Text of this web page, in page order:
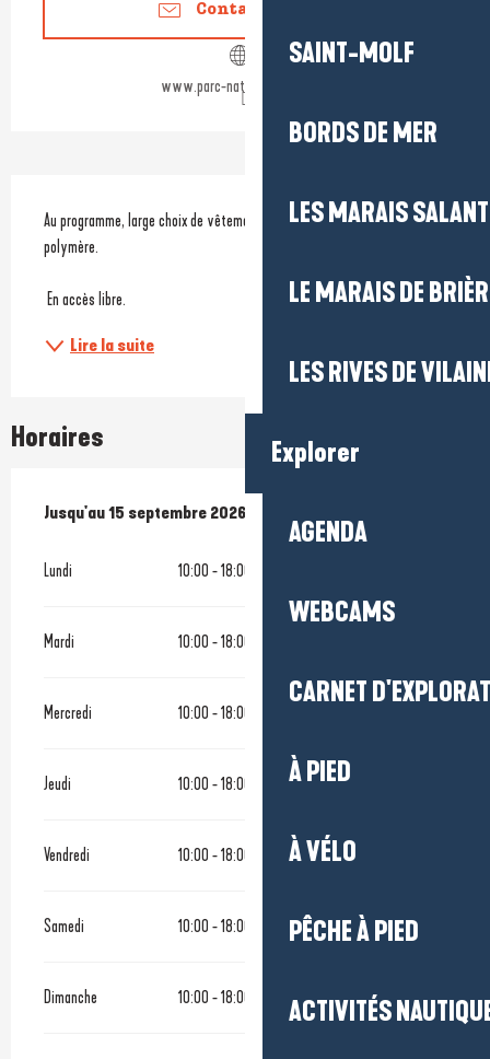
SAINT-MOLF
BORDS DE MER
LES MARAIS
LE MARAIS DE
LES RIVES DE
Explorer
AGENDA
WEBCAMS
CARNET
À PIED
À VÉLO
PÊCHE À PIED
ACTIVITÉS
Contactez-nous
www.parc-naturel-briere.com
Description
Au programme, large choix de vêtements, céramique et bijoux pâte
polymère.
En accès libre.
Lire la suite
Horaires
Du6 juillet 2026au15 septembre 2026
Jusqu'au15 septembre 2026
Lundi 10:00 - 18:00
Mardi 10:00 - 18:00
Mercredi 10:00 - 18:00
Jeudi 10:00 - 18:00
Vendredi 10:00 - 18:00
Samedi 10:00 - 18:00
Dimanche 10:00 - 18:00